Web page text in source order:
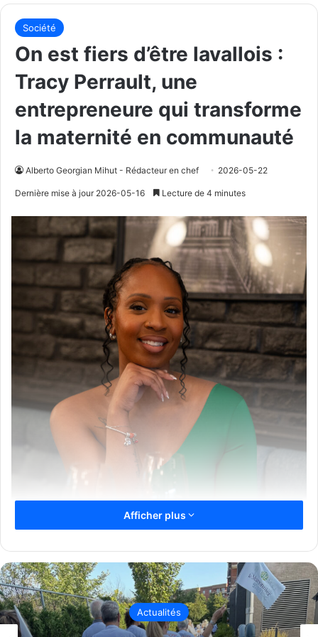
Société
On est fiers d’être lavallois :
Tracy Perrault, une
entrepreneure qui transforme
la maternité en communauté
Alberto Georgian Mihut - Rédacteur en chef 2026-05-22
Dernière mise à jour 2026-05-16 Lecture de 4 minutes
Afficher plus
Actualités